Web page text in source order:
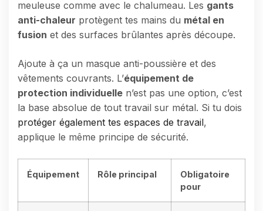
meuleuse comme avec le chalumeau. Les gants
anti-chaleur protègent tes mains du métal en
fusion et des surfaces brûlantes après découpe.
Ajoute à ça un masque anti-poussière et des
vêtements couvrants. L’équipement de
protection individuelle n’est pas une option, c’est
la base absolue de tout travail sur métal. Si tu dois
protéger également tes espaces de travail,
applique le même principe de sécurité.
Équipement Rôle principal
Obligatoire
pour